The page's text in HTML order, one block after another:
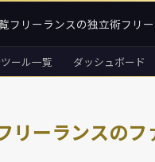
フリーランスの独立術フリ
ール一覧 ダッシュボード
リーランスの